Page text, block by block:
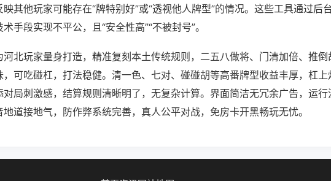
其他玩家可能存在“牌特别好”或“透视他人牌型”的情况。这些工具通过后
手段实现不平公，且“安全性高”“不被封号”。
北玩家量身打造，精准复刻本土传统规则，二五八做将、门清加倍、推倒
可吃碰杠，打法稳健。清一色、七对、碰碰胡等高番牌型收益丰厚，杠上
局刺激感，结算规则清晰明了，无复杂计算。界面简洁无冗余广告，运行
道接地气，防作弊系统完善，真人公平对战，免房卡开黑畅玩无忧。